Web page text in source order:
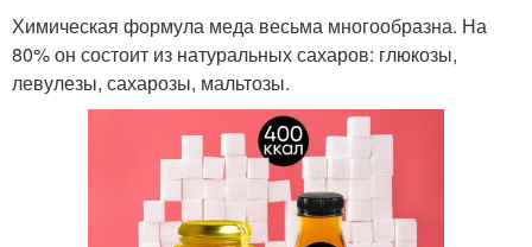
Химическая формула меда весьма многообразна. На
80% он состоит из натуральных сахаров: глюкозы,
левулезы, сахарозы, мальтозы.